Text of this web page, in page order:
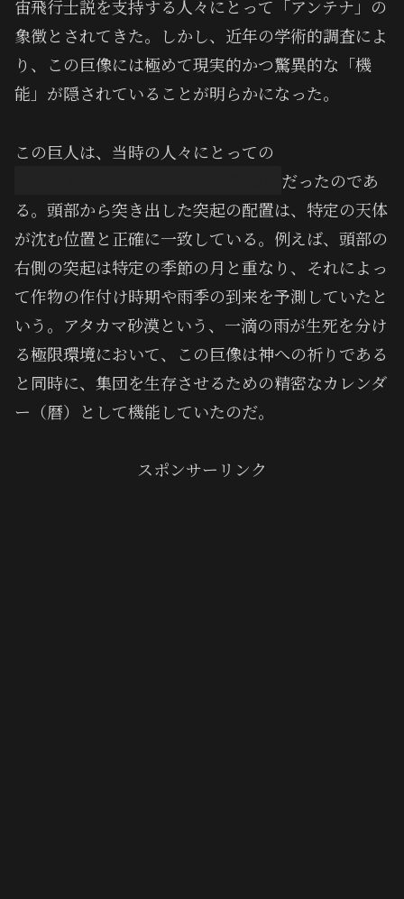
宙飛行士説を支持する人々にとって「アンテナ」の
象徴とされてきた。しかし、近年の学術的調査によ
り、この巨像には極めて現実的かつ驚異的な「機
能」が隠されていることが明らかになった。
この巨人は、当時の人々にとっての
だったのであ
る。頭部から突き出した突起の配置は、特定の天体
が沈む位置と正確に一致している。例えば、頭部の
右側の突起は特定の季節の月と重なり、それによっ
て作物の作付け時期や雨季の到来を予測していたと
いう。アタカマ砂漠という、一滴の雨が生死を分け
る極限環境において、この巨像は神への祈りである
と同時に、集団を生存させるための精密なカレンダ
ー（暦）として機能していたのだ。
スポンサーリンク